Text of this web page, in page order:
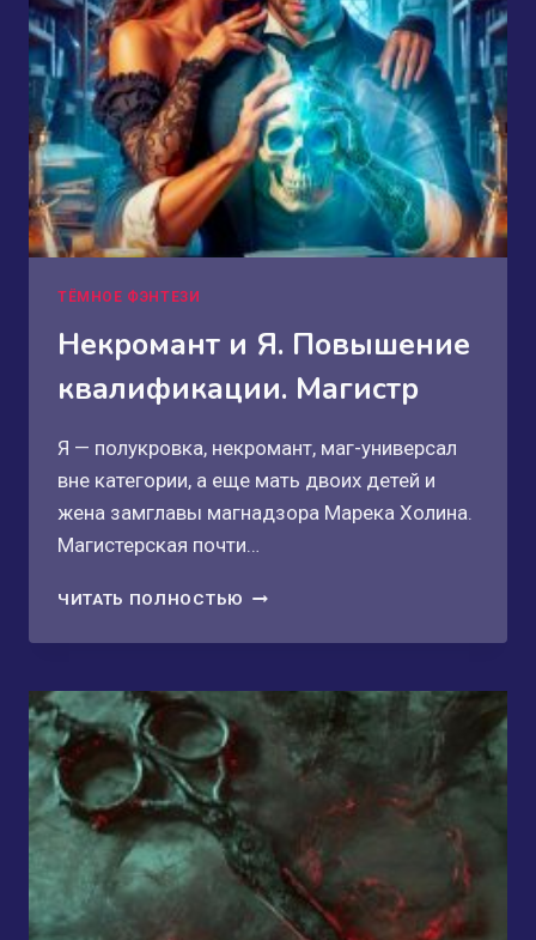
ТЁМНОЕ ФЭНТЕЗИ
Некромант и Я. Повышение
квалификации. Магистр
Я — полукровка, некромант, маг-универсал
вне категории, а еще мать двоих детей и
жена замглавы магнадзора Марека Холина.
Магистерская почти…
ЧИТАТЬ ПОЛНОСТЬЮ НЕКРОМАНТ
Я.
КВАЛИФИКАЦИИ.
МАГИСТР